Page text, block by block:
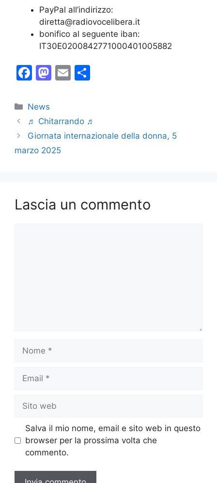
PayPal all’indirizzo:
diretta@radiovocelibera.it
bonifico al seguente iban:
IT30E0200842771000401005882
F
c
e
b
o
M
o
d
o
E
l
di
vi
Categorie
News
♬ Chitarrando ♬
Giornata internazionale della donna, 5
marzo 2025
Lascia un commento
web
Salva il mio nome, email e sito web in questo
browser per la prossima volta che
commento.